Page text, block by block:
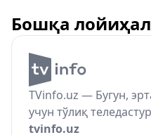
Бошқа
TVinfo.uz — Бугун,
учун тўлиқ
tvinfo.uz